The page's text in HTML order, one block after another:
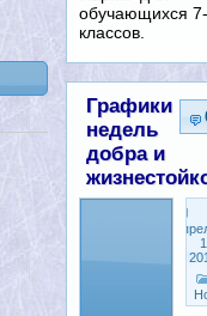
обучающихся
классов.
Графики
недель
добра и